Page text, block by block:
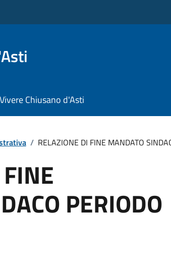
Vivere Chiusano d'Asti
/ RELAZIONE DI FINE MANDATO
PERIODO